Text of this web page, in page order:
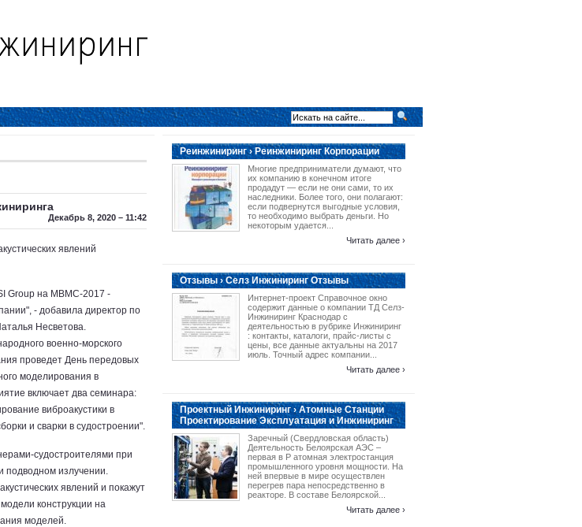
Декабрь 8, 2020 – 11:42
явлений
Group на МВМС-2017 -
- добавила директор по
Несветова.
военно-морского
проведет День передовых
моделирования в
включает два семинара:
виброакустики в
и сварки в судостроении".
судостроителями при
подводном излучении.
явлений и покажут
конструкции на
моделей.
Реинжиниринг › Реинжиниринг Корпорации
Многие предприниматели думают, что
их компанию в конечном итоге
продадут — если не они сами, то их
наследники. Более того, они полагают:
если подвернутся выгодные условия,
то необходимо выбрать деньги. Но
некоторым удается...
Читать далее ›
Отзывы › Селз Инжиниринг Отзывы
Интернет-проект Справочное окно
содержит данные о компании ТД Селз-
Инжиниринг Краснодар с
деятельностью в рубрике Инжиниринг
: контакты, каталоги, прайс-листы с
цены, все данные актуальны на 2017
июль. Точный адрес компании...
Читать далее ›
Проектный Инжиниринг › Атомные Станции
Проектирование Эксплуатация и Инжиниринг
Заречный (Свердловская область)
Деятельность Белоярская АЭС –
первая в Р атомная электростанция
промышленного уровня мощности. На
ней впервые в мире осуществлен
перегрев пара непосредственно в
реакторе. В составе Белоярской...
Читать далее ›